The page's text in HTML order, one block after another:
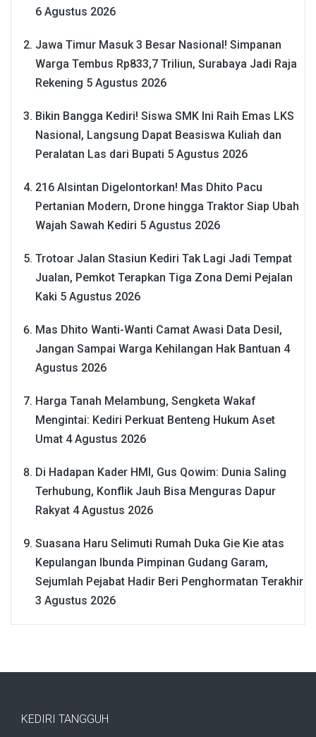
6 Agustus 2026
Jawa Timur Masuk 3 Besar Nasional! Simpanan
Warga Tembus Rp833,7 Triliun, Surabaya Jadi Raja
Rekening 5 Agustus 2026
Bikin Bangga Kediri! Siswa SMK Ini Raih Emas LKS
Nasional, Langsung Dapat Beasiswa Kuliah dan
Peralatan Las dari Bupati 5 Agustus 2026
216 Alsintan Digelontorkan! Mas Dhito Pacu
Pertanian Modern, Drone hingga Traktor Siap Ubah
Wajah Sawah Kediri 5 Agustus 2026
Trotoar Jalan Stasiun Kediri Tak Lagi Jadi Tempat
Jualan, Pemkot Terapkan Tiga Zona Demi Pejalan
Kaki 5 Agustus 2026
Mas Dhito Wanti-Wanti Camat Awasi Data Desil,
Jangan Sampai Warga Kehilangan Hak Bantuan 4
Agustus 2026
Harga Tanah Melambung, Sengketa Wakaf
Mengintai: Kediri Perkuat Benteng Hukum Aset
Umat 4 Agustus 2026
Di Hadapan Kader HMI, Gus Qowim: Dunia Saling
Terhubung, Konflik Jauh Bisa Menguras Dapur
Rakyat 4 Agustus 2026
Suasana Haru Selimuti Rumah Duka Gie Kie atas
Kepulangan Ibunda Pimpinan Gudang Garam,
Sejumlah Pejabat Hadir Beri Penghormatan Terakhir
3 Agustus 2026
KEDIRI TANGGUH